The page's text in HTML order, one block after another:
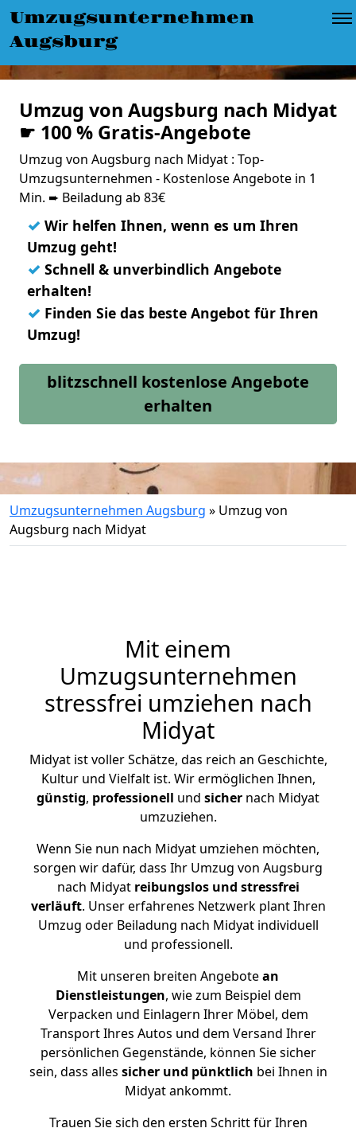
Umzugsunternehmen
Augsburg
Umzug von Augsburg nach Midyat
☛ 100 % Gratis-Angebote
Umzug von Augsburg nach Midyat : Top-
Umzugsunternehmen - Kostenlose Angebote in 1
Min. ➨ Beiladung ab 83€
✓ Wir helfen Ihnen, wenn es um Ihren
Umzug geht!
✓ Schnell & unverbindlich Angebote
erhalten!
✓ Finden Sie das beste Angebot für Ihren
Umzug!
blitzschnell kostenlose Angebote
erhalten
Umzugsunternehmen Augsburg » Umzug von
Augsburg nach Midyat
Mit einem
Umzugsunternehmen
stressfrei umziehen nach
Midyat
Midyat ist voller Schätze, das reich an Geschichte,
Kultur und Vielfalt ist. Wir ermöglichen Ihnen,
günstig, professionell und sicher nach Midyat
umzuziehen.
Wenn Sie nun nach Midyat umziehen möchten,
sorgen wir dafür, dass Ihr Umzug von Augsburg
nach Midyat reibungslos und stressfrei
verläuft. Unser erfahrenes Netzwerk plant Ihren
Umzug oder Beiladung nach Midyat individuell
und professionell.
Mit unseren breiten Angebotean
Dienstleistungen, wie zum Beispiel dem
Verpacken und Einlagern Ihrer Möbel, dem
Transport Ihres Autos und dem Versand Ihrer
persönlichen Gegenstände, können Sie sicher
sein, dass alles sicher und pünktlich bei Ihnen in
Midyat ankommt.
Trauen Sie sich den ersten Schritt für Ihren